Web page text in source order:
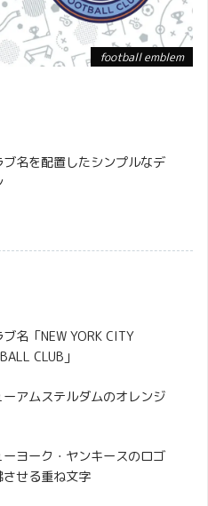
football emblem
ブ名を配置したシンプルなデ
ブ名「NEW YORK CITY
CLUB」
ーアムステルダムのオレンジ
ーヨーク・ヤンキースのロゴ
させる重ね文字